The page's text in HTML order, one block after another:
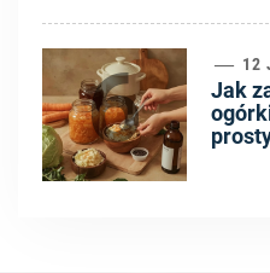
6 12
Jak